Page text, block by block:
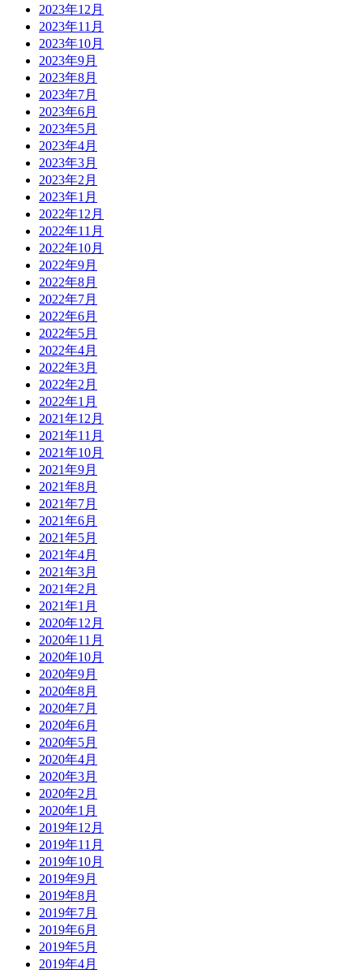
2023年12月
2023年11月
2023年10月
2023年9月
2023年8月
2023年7月
2023年6月
2023年5月
2023年4月
2023年3月
2023年2月
2023年1月
2022年12月
2022年11月
2022年10月
2022年9月
2022年8月
2022年7月
2022年6月
2022年5月
2022年4月
2022年3月
2022年2月
2022年1月
2021年12月
2021年11月
2021年10月
2021年9月
2021年8月
2021年7月
2021年6月
2021年5月
2021年4月
2021年3月
2021年2月
2021年1月
2020年12月
2020年11月
2020年10月
2020年9月
2020年8月
2020年7月
2020年6月
2020年5月
2020年4月
2020年3月
2020年2月
2020年1月
2019年12月
2019年11月
2019年10月
2019年9月
2019年8月
2019年7月
2019年6月
2019年5月
2019年4月